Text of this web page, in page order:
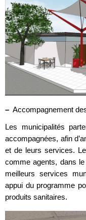
– Accompagnement
Les municipalités
accompagnées, afin
et de leurs services.
comme agents, dans
meilleurs services
appui du programme
produits sanitaires.